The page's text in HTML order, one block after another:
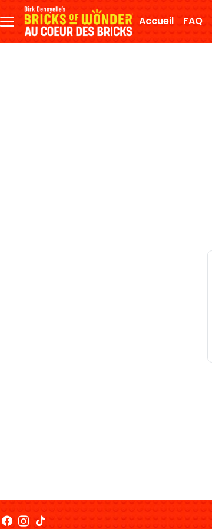
Aller au contenu principal
Menu
principal
Accueil FAQ